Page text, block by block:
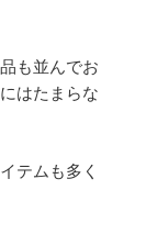
も並んでお
はたまらな
テムも多く